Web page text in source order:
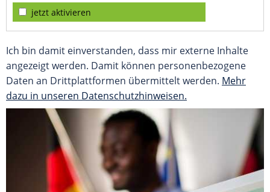
jetzt aktivieren
Ich bin damit einverstanden, dass mir externe Inhalte
angezeigt werden. Damit können personenbezogene
Daten an Drittplattformen übermittelt werden. Mehr
dazu in unseren Datenschutzhinweisen.